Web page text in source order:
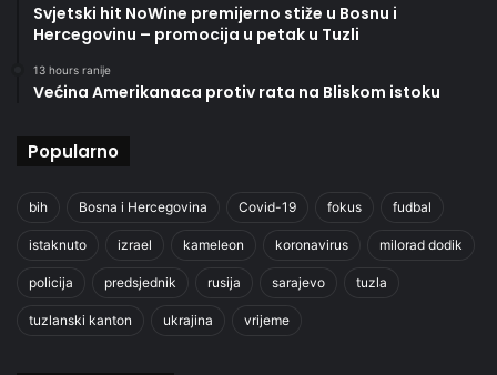
Svjetski hit NoWine premijerno stiže u Bosnu i
Hercegovinu – promocija u petak u Tuzli
13 hours ranije
Većina Amerikanaca protiv rata na Bliskom istoku
Popularno
bih Bosna i Hercegovina Covid-19 fokus fudbal
istaknuto izrael kameleon koronavirus milorad dodik
policija predsjednik rusija sarajevo tuzla
tuzlanski kanton ukrajina vrijeme